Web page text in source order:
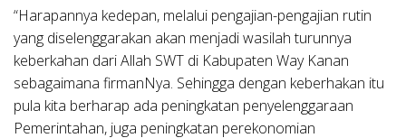
“Harapannya kedepan, melalui pengajian-pengajian rutin
yang diselenggarakan akan menjadi wasilah turunnya
keberkahan dari Allah SWT di Kabupaten Way Kanan
sebagaimana firmanNya. Sehingga dengan keberhakan itu
pula kita berharap ada peningkatan penyelenggaraan
Pemerintahan, juga peningkatan perekonomian